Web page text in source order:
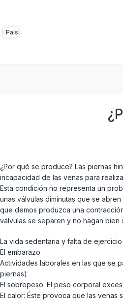
País
¿Por qué se produce? Las piernas
incapacidad de las venas para
Esta condición no representa un
unas válvulas diminutas que se
que demos produzca una
válvulas se separen y no hagan bien
La vida sedentaria y falta de ejercicio
El embarazo
Actividades laborales en las que se
piernas)
El sobrepeso: El peso corporal
El calor: Éste provoca que las